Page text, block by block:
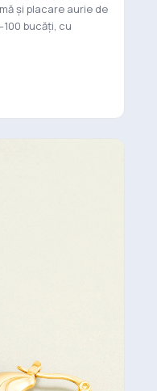
și placare aurie de
bucăți, cu